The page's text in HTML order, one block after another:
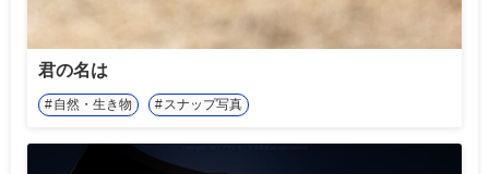
君の名は
自然・生き物 スナップ写真